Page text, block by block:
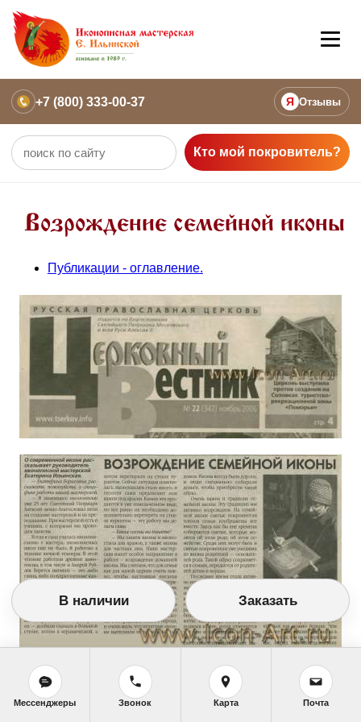
+7 (800) 333-00-37 Я Отзывы
Кто мой покровитель?
Возрождение семейной иконы
Публикации - оглавление.
В наличии Заказать
Мессенджеры Звонок Карта Почта